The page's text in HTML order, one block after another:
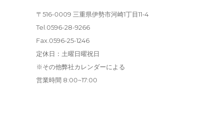
〒516-0009 三重県伊勢市河崎1丁目11-4
Tel.0596-28-9266
Fax.0596-25-1246
定休日：土曜日曜祝日
※その他弊社カレンダーによる
営業時間 8:00~17:00